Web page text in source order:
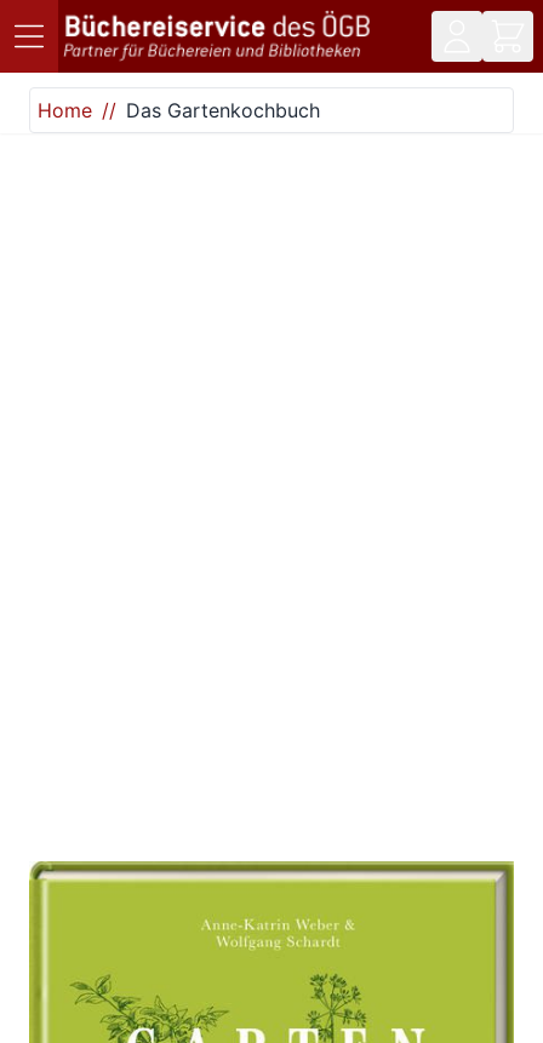
Direkt zum Inhalt
Home
Das Gartenkochbuch
Das Gartenkochbuch
Zur Wunschliste hinzufügen